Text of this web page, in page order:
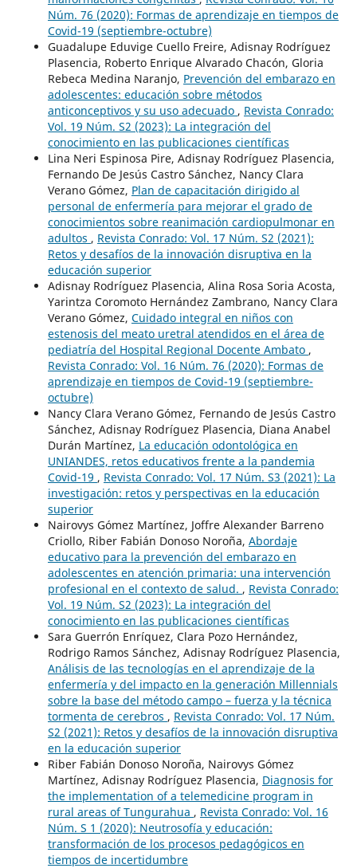
Núm. 76 (2020): Formas de aprendizaje en tiempos de
Covid-19 (septiembre-octubre)
Guadalupe Eduvige Cuello Freire, Adisnay Rodríguez
Plasencia, Roberto Enrique Alvarado Chacón, Gloria
Rebeca Medina Naranjo, Prevención del embarazo en
adolescentes: educación sobre métodos
anticonceptivos y su uso adecuado , Revista Conrado:
Vol. 19 Núm. S2 (2023): La integración del
conocimiento en las publicaciones científicas
Lina Neri Espinosa Pire, Adisnay Rodríguez Plasencia,
Fernando De Jesús Castro Sánchez, Nancy Clara
Verano Gómez, Plan de capacitación dirigido al
personal de enfermería para mejorar el grado de
conocimientos sobre reanimación cardiopulmonar en
adultos , Revista Conrado: Vol. 17 Núm. S2 (2021):
Retos y desafíos de la innovación disruptiva en la
educación superior
Adisnay Rodríguez Plasencia, Alina Rosa Soria Acosta,
Yarintza Coromoto Hernández Zambrano, Nancy Clara
Verano Gómez, Cuidado integral en niños con
estenosis del meato uretral atendidos en el área de
pediatría del Hospital Regional Docente Ambato ,
Revista Conrado: Vol. 16 Núm. 76 (2020): Formas de
aprendizaje en tiempos de Covid-19 (septiembre-
octubre)
Nancy Clara Verano Gómez, Fernando de Jesús Castro
Sánchez, Adisnay Rodríguez Plasencia, Diana Anabel
Durán Martínez, La educación odontológica en
UNIANDES, retos educativos frente a la pandemia
Covid-19 , Revista Conrado: Vol. 17 Núm. S3 (2021): La
investigación: retos y perspectivas en la educación
superior
Nairovys Gómez Martínez, Joffre Alexander Barreno
Criollo, Riber Fabián Donoso Noroña, Abordaje
educativo para la prevención del embarazo en
adolescentes en atención primaria: una intervención
profesional en el contexto de salud. , Revista Conrado:
Vol. 19 Núm. S2 (2023): La integración del
conocimiento en las publicaciones científicas
Sara Guerrón Enríquez, Clara Pozo Hernández,
Rodrigo Ramos Sánchez, Adisnay Rodríguez Plasencia,
Análisis de las tecnologías en el aprendizaje de la
enfermería y del impacto en la generación Millennials
sobre la base del método campo – fuerza y la técnica
tormenta de cerebros , Revista Conrado: Vol. 17 Núm.
S2 (2021): Retos y desafíos de la innovación disruptiva
en la educación superior
Riber Fabián Donoso Noroña, Nairovys Gómez
Martínez, Adisnay Rodríguez Plasencia, Diagnosis for
the implementation of a telemedicine program in
rural areas of Tungurahua , Revista Conrado: Vol. 16
Núm. S 1 (2020): Neutrosofía y educación:
transformación de los procesos pedagógicos en
tiempos de incertidumbre